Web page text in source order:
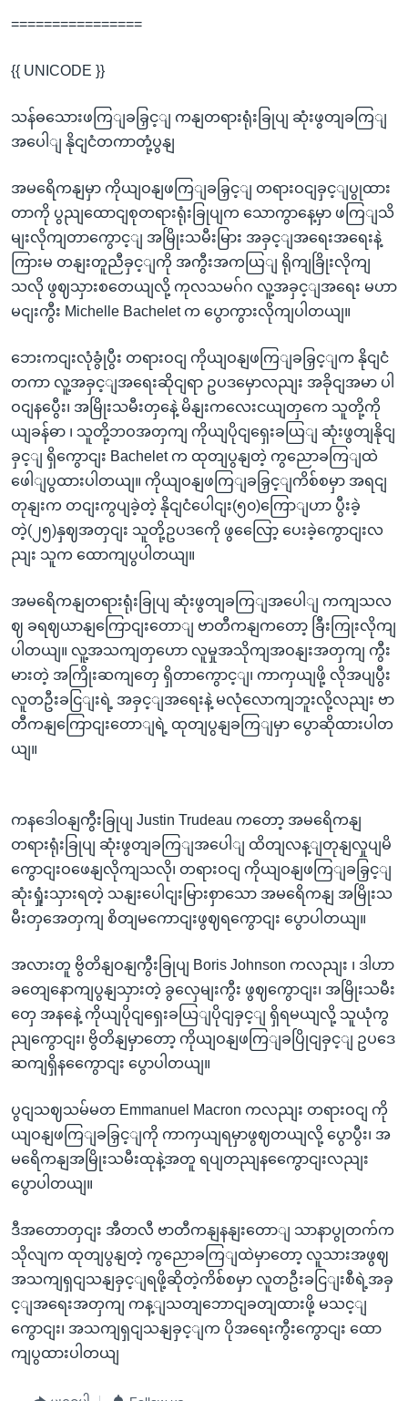
================
{{ UNICODE }}
သန်ဓသေားဖကြျခခြှင့ျ ကနျတရားရုံးခြုပျ ဆုံးဖွတျခကြျ
အပေါျ နိုငျငံတကာတုံ့ပွနျ
အမရေိကနျမှာ ကိုယျဝနျဖကြျခခြှင့ျ တရားဝငျခှင့ျပွုထား
တာကို ပွညျထောငျစုတရားရုံးခြုပျက သောကွာနေ့မှာ ဖကြျသိ
မျးလိုကျတာကွောင့ျ အမြိုးသမီးမြား အခှင့ျအရေးအရေးနဲ့
ကြားမ တနျးတူညီခှင့ျကို အကွီးအကယြျ ရိုကျခြိုးလိုကျ
သလို ဖွဈသှားစတေယျလို့ ကုလသမဂ်ဂ လူ့အခှင့ျအရေး မဟာ
မငျးကွီး Michelle Bachelet က ပွောကွားလိုကျပါတယျ။
ဘေးကငျးလုံခွုံပွီး တရားဝငျ ကိုယျဝနျဖကြျခခြှင့ျက နိုငျငံ
တကာ လူ့အခှင့ျအရေးဆိုငျရာ ဥပဒမှောလညျး အခိုငျအမာ ပါ
ဝငျနပွေီး၊ အမြိုးသမီးတှနေဲ့ မိနျးကလေးငယျတှကေ သူတို့ကို
ယျခန်ဓာ ၊ သူတို့ဘဝအတှကျ ကိုယျပိုငျရှေးခယြျ ဆုံးဖွတျနိုငျ
ခှင့ျ ရှိကွောငျး Bachelet က ထုတျပွနျတဲ့ ကွညောခကြျထဲ
ဖေါျပွထားပါတယျ။ ကိုယျဝနျဖကြျခခြှင့ျကိစ်စမှာ အရငျ
တုနျးက တငျးကွပျခဲ့တဲ့ နိုငျငံပေါငျး(၅၀)ကြောျဟာ ပွီးခဲ့
တဲ့(၂၅)နှဈအတှငျး သူတို့ဥပဒကေို ဖွလြေော့ ပေးခဲ့ကွောငျးလ
ညျး သူက ထောကျပွပါတယျ။
အမရေိကနျတရားရုံးခြုပျ ဆုံးဖွတျခကြျအပေါျ ကကျသလ
ဈ ခရဈယာနျကြောငျးတောျ ဗာတီကနျကတော့ ခြီးကြုးလိုကျ
ပါတယျ။ လူ့အသကျတှဟော လူမှုအသိုကျအဝနျးအတှကျ ကွီး
မားတဲ့ အကြိုးဆကျတှေ ရှိတာကွောင့ျ၊ ကာကှယျဖို့ လိုအပျပွီး
လူတဦးခငြျးရဲ့ အခှင့ျအရေးနဲ့ မလုံလောကျဘူးလို့လညျး ဗာ
တီကနျကြောငျးတောျရဲ့ ထုတျပွနျခကြျမှာ ပွောဆိုထားပါတ
ယျ။
ကနဒေါဝနျကွီးခြုပျ Justin Trudeau ကတော့ အမရေိကနျ
တရားရုံးခြုပျ ဆုံးဖွတျခကြျအပေါျ ထိတျလန့ျတုနျလှုပျမိ
ကွောငျးဝဖေနျလိုကျသလို၊ တရားဝငျ ကိုယျဝနျဖကြျခခြှင့ျ
ဆုံးရှုံးသှားရတဲ့ သနျးပေါငျးမြားစှာသော အမရေိကနျ အမြိုးသ
မီးတှအေတှကျ စိတျမကောငျးဖွဈရကွောငျး ပွောပါတယျ။
အလားတူ ဗွိတိနျဝနျကွီးခြုပျ Boris Johnson ကလညျး ၊ ဒါဟာ
ခတျေနောကျပွနျသှားတဲ့ ခွလှေမျးကွီး ဖွဈကွောငျး၊ အမြိုးသမီး
တှေ အနနေဲ့ ကိုယျပိုငျရှေးခယြျပိုငျခှင့ျ ရှိရမယျလို့ သူယုံကွ
ညျကွောငျး၊ ဗွိတိနျမှာတော့ ကိုယျဝနျဖကြျခပြိုငျခှင့ျ ဥပဒေ
ဆကျရှိနကွေောငျး ပွောပါတယျ။
ပွငျသဈသမ်မတ Emmanuel Macron ကလညျး တရားဝငျ ကို
ယျဝနျဖကြျခခြှင့ျကို ကာကှယျရမှာဖွဈတယျလို့ ပွောပွီး၊ အ
မရေိကနျအမြိုးသမီးထုနဲ့အတူ ရပျတညျနကွေောငျးလညျး
ပွောပါတယျ။
ဒီအတောတှငျး အီတလီ ဗာတီကနျနနျးတောျ သာနာပွုတက်က
သိုလျက ထုတျပွနျတဲ့ ကွညောခကြျထဲမှာတော့ လူသားအဖွဈ
အသကျရှငျသနျခှင့ျရဖို့ဆိုတဲ့ကိစ်စမှာ လူတဦးခငြျးစီရဲ့အခှ
င့ျအရေးအတှကျ ကန့ျသတျဘောငျခတျထားဖို့ မသင့ျ
ကွောငျး၊ အသကျရှငျသနျခှင့ျက ပိုအရေးကွီးကွောငျး ထော
ကျပွထားပါတယျ